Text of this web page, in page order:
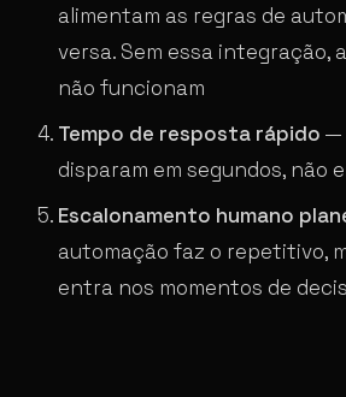
alimentam as regras de
versa. Sem essa integração,
não funcionam
Tempo de resposta rápido —
disparam em segundos, não
Escalonamento humano
automação faz o repetitivo,
entra nos momentos de